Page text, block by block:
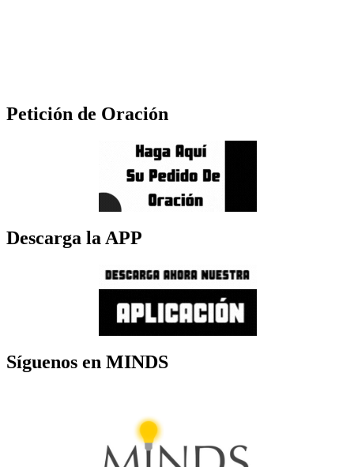
Petición de Oración
Descarga la APP
Síguenos en MINDS